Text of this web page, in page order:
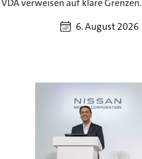
verweisen auf klare Grenzen.
6. August 2026